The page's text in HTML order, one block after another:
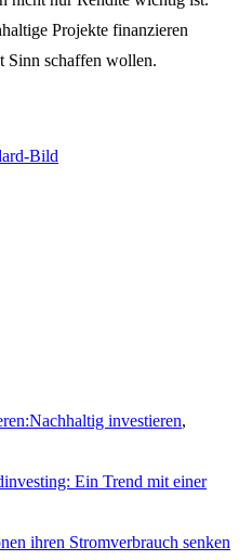
Projekte finanzieren
Sinn schaffen wollen.
Bild
investieren,
Ein Trend mit einer
ihren Stromverbrauch senken